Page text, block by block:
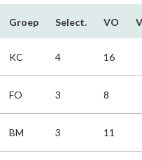
Groep Select. VO
KC 4 16
FO 3 8
BM 3 11